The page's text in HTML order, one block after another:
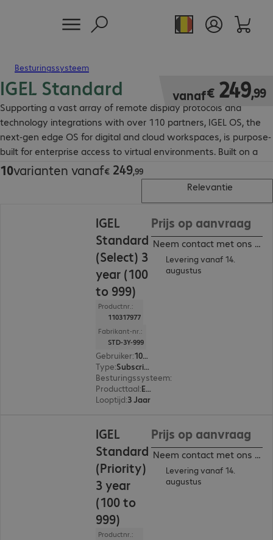
Besturingssysteem
IGEL Standard
Supporting a vast array of remote display protocols and
technology integrations with over 110 partners, IGEL OS, the
next-gen edge OS for digital and cloud workspaces, is purpose-
built for enterprise access to virtual environments. Built on a
highly secure Linux distribution to fortify your enterprise
against malware, IGEL OS can run on any compatible x86-64
vanaf€ 249,99
€ 249,99
10varianten vanaf€ 249,99
€ 249,99
Relevantie
IGEL
Standard
(Select) 3
year (100
to 999)
Productnr.:
110317977
Fabrikant-nr.:
STD-3Y-999
Gebruiker:
100 - 999
Type:
Subscription
Besturingssysteem:
Producttaal: Engels, Duits
Looptijd:3 Jaar
Prijs op aanvraag
Neem contact met ons op
Levering vanaf 14.
augustus
IGEL
Standard
(Priority)
3 year
(100 to
999)
Productnr.:
Prijs op aanvraag
Neem contact met ons op
Levering vanaf 14.
augustus